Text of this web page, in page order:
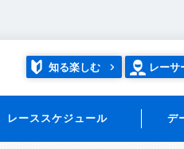
知る楽しむ レーサ
レーススケジュール デ